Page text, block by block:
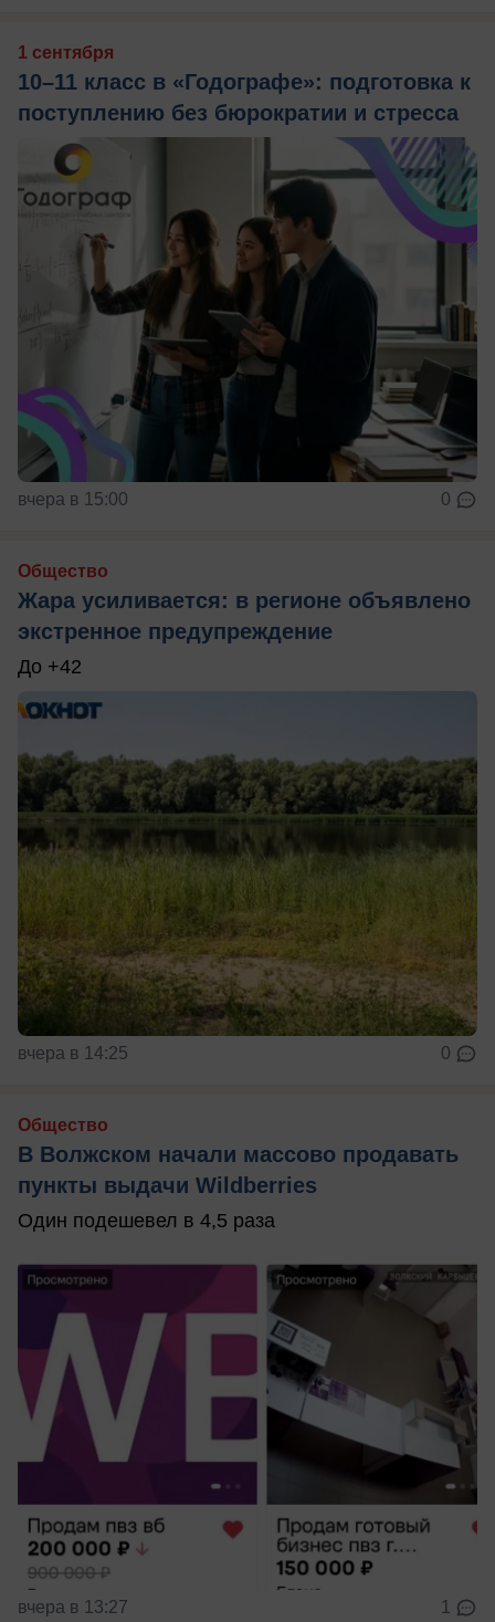
1 сентября
10–11 класс в «Годографе»: подготовка к
поступлению без бюрократии и стресса
вчера в 15:00 0
Общество
Жара усиливается: в регионе объявлено
экстренное предупреждение
До +42
вчера в 14:25 0
Общество
В Волжском начали массово продавать
пункты выдачи Wildberries
Один подешевел в 4,5 раза
вчера в 13:27 1